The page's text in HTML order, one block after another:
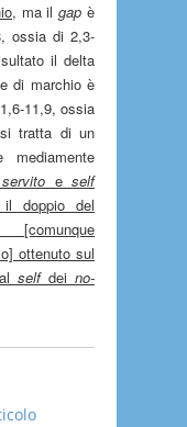
, ma il gap è
ossia di 2,3-
il delta
di marchio è
11,9, ossia
tratta di un
servito e self
doppio del
ottenuto sul
selfdei no-